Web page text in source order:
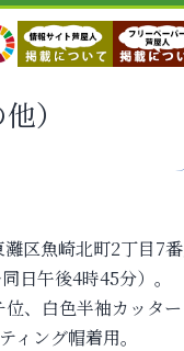
）
区魚崎北町2丁目7
日午後4時45分）。
、白色半袖カッタ
ィング帽着用。